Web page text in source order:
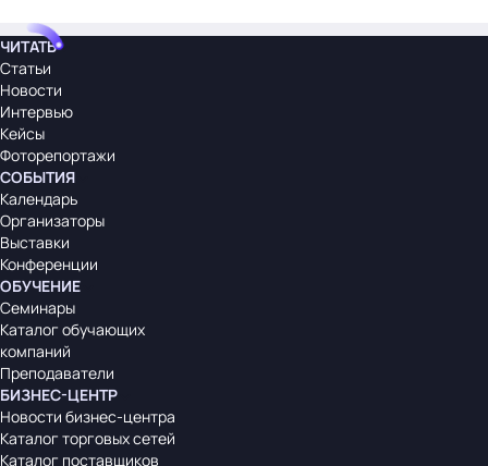
ЧИТАТЬ
Статьи
Новости
Интервью
Кейсы
Фоторепортажи
СОБЫТИЯ
Календарь
Организаторы
Выставки
Конференции
ОБУЧЕНИЕ
Семинары
Каталог обучающих
компаний
Преподаватели
БИЗНЕС-ЦЕНТР
Новости бизнес-центра
Каталог торговых сетей
Каталог поставщиков